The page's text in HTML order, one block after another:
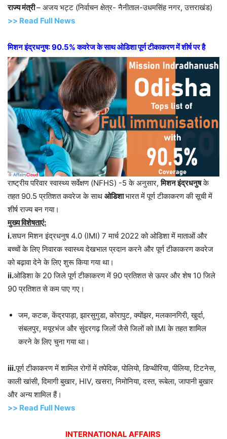
राज्य मंत्री– अजय भट्ट (निर्वाचन क्षेत्र- नैनीताल-उधमसिंह नगर, उत्तराखंड)
>> Read Full News
मिशन इंद्रधनुष: 90.5% कवरेज के साथ ओडिशा पूर्ण टीकाकरण में शीर्ष पर है
राष्ट्रीय परिवार स्वास्थ्य सर्वेक्षण (NFHS) -5 के अनुसार,मिशन इंद्रधनुषके
तहत 90.5 प्रतिशत कवरेज के साथ ओडिशाभारत में पूर्ण टीकाकरण की सूची में
शीर्ष राज्य बन गया।
मुख्य विशेषताएं:
i.सघन मिशन इंद्रधनुष 4.0 (IMI) 7 मार्च 2022 को ओडिशा में माताओं और
बच्चों के लिए निवारक स्वास्थ्य देखभाल प्रदान करने और पूर्ण टीकाकरण कवरेज
को बढ़ावा देने के लिए शुरू किया गया था।
ii.ओडिशा के 20 जिले पूर्ण टीकाकरण में 90 प्रतिशत से ऊपर और शेष 10 जिले
90 प्रतिशत से कम पाए गए।
जम, कटक, केंद्रपाड़ा, झारसुगुडा, कोरापुट, क्योंझर, मलकानगिरी, खुर्दा,
संबलपुर, मयूरभंज और सुंदरगढ़ जिलों जैसे जिलों को IMI के तहत शामिल
करने के लिए चुना गया था।
iii.पूर्ण टीकाकरण में शामिल रोगों में तपेदिक, पोलियो, डिप्थीरिया, पीलिया, टिटनेस,
काली खांसी, दिमागी बुखार, HIV, खसरा, निमोनिया, दस्त, रूबेला, जापानी बुखार
और अन्य शामिल हैं।
>> Read Full News
INTERNATIONAL AFFAIRS